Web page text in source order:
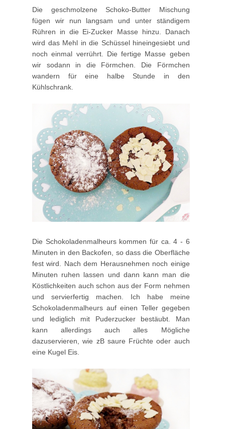
Die geschmolzene Schoko-Butter Mischung
fügen wir nun langsam und unter ständigem
Rühren in die Ei-Zucker Masse hinzu. Danach
wird das Mehl in die Schüssel hineingesiebt und
noch einmal verrührt. Die fertige Masse geben
wir sodann in die Förmchen. Die Förmchen
wandern für eine halbe Stunde in den
Kühlschrank.
Die Schokoladenmalheurs kommen für ca. 4 - 6
Minuten in den Backofen, so dass die Oberfläche
fest wird. Nach dem Herausnehmen noch einige
Minuten ruhen lassen und dann kann man die
Köstlichkeiten auch schon aus der Form nehmen
und servierfertig machen. Ich habe meine
Schokoladenmalheurs auf einen Teller gegeben
und lediglich mit Puderzucker bestäubt. Man
kann allerdings auch alles Mögliche
dazuservieren, wie zB saure Früchte oder auch
eine Kugel Eis.